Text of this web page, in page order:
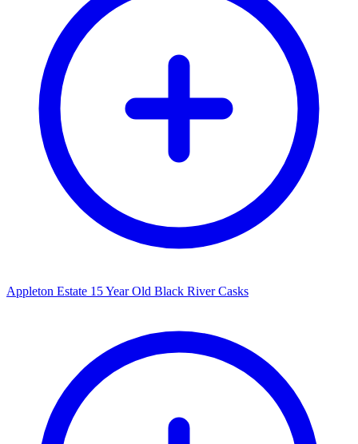
Appleton Estate 15 Year Old Black River Casks